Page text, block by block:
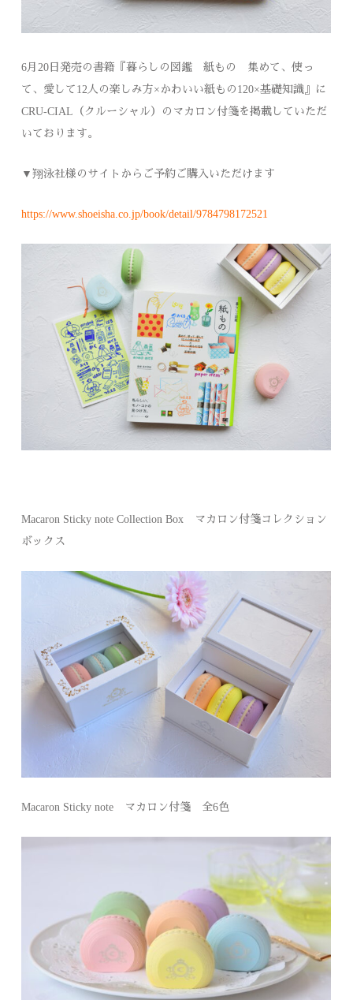
6月20日発売の書籍『暮らしの図鑑 紙もの 集めて、使っ
て、愛して12人の楽しみ方×かわいい紙もの120×基礎知識』に
CRU-CIAL（クルーシャル）のマカロン付箋を掲載していただ
いております。
▼翔泳社様のサイトからご予約ご購入いただけます
https://www.shoeisha.co.jp/book/detail/9784798172521
Macaron Sticky note Collection Box マカロン付箋コレクション
ボックス
Macaron Sticky note マカロン付箋 全6色